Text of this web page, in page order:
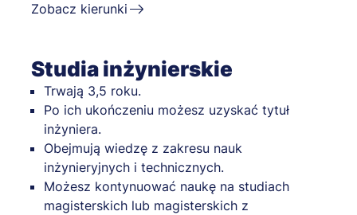
Zobacz kierunki
Studia inżynierskie
Trwają 3,5 roku.
Po ich ukończeniu możesz uzyskać tytuł
inżyniera.
Obejmują wiedzę z zakresu nauk
inżynieryjnych i technicznych.
Możesz kontynuować naukę na studiach
magisterskich lub magisterskich z